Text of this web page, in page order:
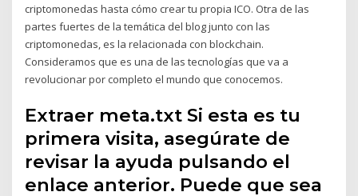
criptomonedas hasta cómo crear tu propia ICO. Otra de las
partes fuertes de la temática del blog junto con las
criptomonedas, es la relacionada con blockchain.
Consideramos que es una de las tecnologías que va a
revolucionar por completo el mundo que conocemos.
Extraer meta.txt Si esta es tu
primera visita, asegúrate de
revisar la ayuda pulsando el
enlace anterior. Puede que sea